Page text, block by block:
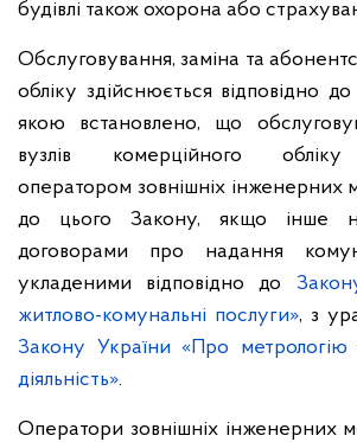
будівлі також охорона або
Обслуговування, заміна та
обліку здійснюється відповідно
якою встановлено, що
вузлів комерційного обліку
оператором зовнішніх інженерних
до цього Закону, якщо інше
договорами про надання
укладеними відповідно до
житлово-комунальні послуги», з
Закону України «Про метрологію
діяльність».
Оператори зовнішніх інженерних